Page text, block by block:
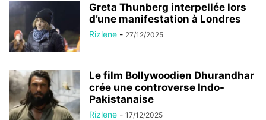
Greta Thunberg interpellée lors
d’une manifestation à Londres
Rizlene - 27/12/2025
Le film Bollywoodien Dhurandhar
crée une controverse Indo-
Pakistanaise
Rizlene - 17/12/2025